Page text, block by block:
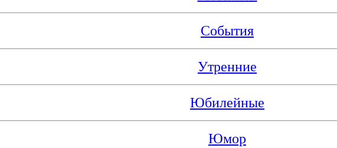
События
Утренние
Юбилейные
Юмор